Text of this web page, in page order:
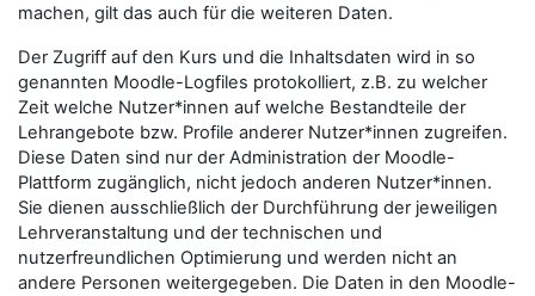
machen, gilt das auch für die weiteren Daten.
Der Zugriff auf den Kurs und die Inhaltsdaten wird in so
genannten Moodle-Logfiles protokolliert, z.B. zu welcher
Zeit welche Nutzer*innen auf welche Bestandteile der
Lehrangebote bzw. Profile anderer Nutzer*innen zugreifen.
Diese Daten sind nur der Administration der Moodle-
Plattform zugänglich, nicht jedoch anderen Nutzer*innen.
Sie dienen ausschließlich der Durchführung der jeweiligen
Lehrveranstaltung und der technischen und
nutzerfreundlichen Optimierung und werden nicht an
andere Personen weitergegeben. Die Daten in den Moodle-